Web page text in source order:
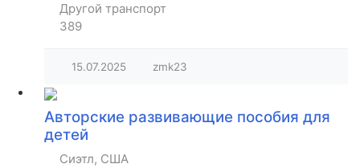
Другой транспорт
389
15.07.2025 zmk23
Авторские развивающие пособия для
детей
Сиэтл, США